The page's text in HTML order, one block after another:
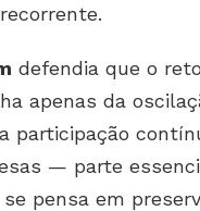
defendia que o
apenas da
participação
— parte
pensa em